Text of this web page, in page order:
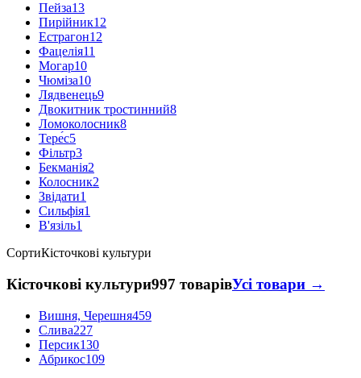
Пейза13
Пирійник12
Естрагон12
Фацелія11
Могар10
Чюміза10
Лядвенець9
Двокитник тростинний8
Ломоколосник8
Тере́с5
Фільтр3
Бекманія2
Колосник2
Звідати1
Сильфія1
В'язіль1
СортиКісточкові культури
Кісточкові культури997 товарівУсі товари →
Вишня, Черешня459
Слива227
Персик130
Абрикос109